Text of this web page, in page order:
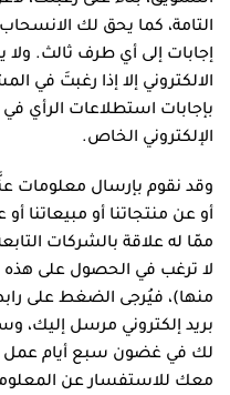
التامة، كما يحق لك
إجابات إلى أي طرف ثالث. ولا
الالكتروني إلا إذا رغبتَ في
بإجابات استطلاعات الرأي
الإلكتروني الخاص.
وقد نقوم بإرسال معلومات
أو عن منتجاتنا أو مبيعاتنا
ممّا له علاقة بالشركات
لا ترغب في الحصول على هذه
منها)، فيُرجى الضغط على
بريد إلكتروني مرسل إليك،
لك في غضون سبع أيام عمل
معك للاستفسار عن